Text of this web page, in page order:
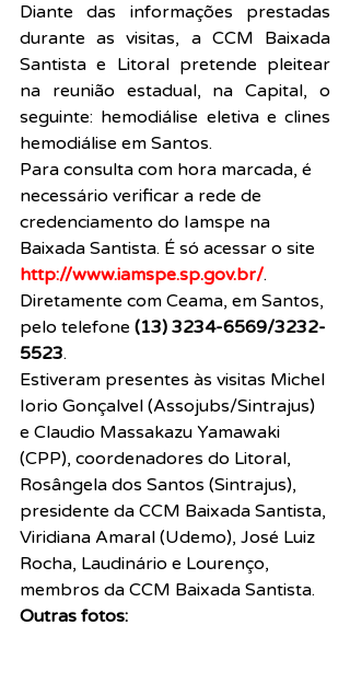
Diante das informações prestadas
durante as visitas, a CCM Baixada
Santista e Litoral pretende pleitear
na reunião estadual, na Capital, o
seguinte: hemodiálise eletiva e clines
hemodiálise em Santos.
Para consulta com hora marcada, é
necessário verificar a rede de
credenciamento do Iamspe na
Baixada Santista. É só acessar o site
http://www.iamspe.sp.gov.br/.
Diretamente com Ceama, em Santos,
pelo telefone (13) 3234-6569/3232-
5523.
Estiveram presentes às visitas Michel
Iorio Gonçalvel (Assojubs/Sintrajus)
e Claudio Massakazu Yamawaki
(CPP), coordenadores do Litoral,
Rosângela dos Santos (Sintrajus),
presidente da CCM Baixada Santista,
Viridiana Amaral (Udemo), José Luiz
Rocha, Laudinário e Lourenço,
membros da CCM Baixada Santista.
Outras fotos: